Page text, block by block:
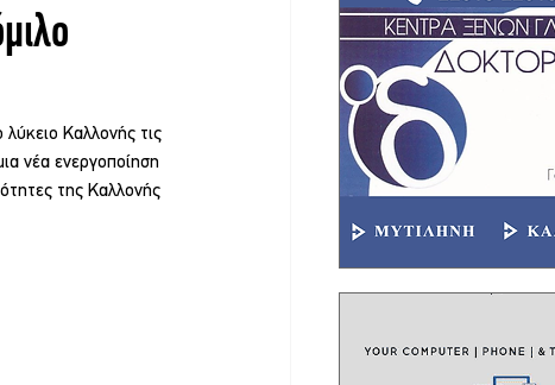
Καλλονής τις
νέα ενεργοποίηση
της Καλλονής